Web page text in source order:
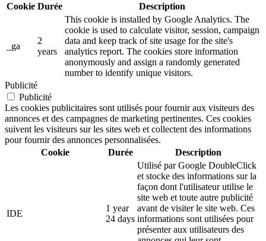
Cookie Durée Description
_ga
2
years
This cookie is installed by Google Analytics. The
cookie is used to calculate visitor, session, campaign
data and keep track of site usage for the site's
analytics report. The cookies store information
anonymously and assign a randomly generated
number to identify unique visitors.
Publicité
Publicité
Les cookies publicitaires sont utilisés pour fournir aux visiteurs des
annonces et des campagnes de marketing pertinentes. Ces cookies
suivent les visiteurs sur les sites web et collectent des informations
pour fournir des annonces personnalisées.
Cookie
Durée Description
IDE
1 year
24 days
Utilisé par Google DoubleClick
et stocke des informations sur la
façon dont l'utilisateur utilise le
site web et toute autre publicité
avant de visiter le site web. Ces
informations sont utilisées pour
présenter aux utilisateurs des